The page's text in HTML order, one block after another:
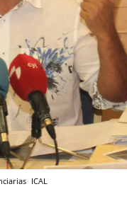
ICAL